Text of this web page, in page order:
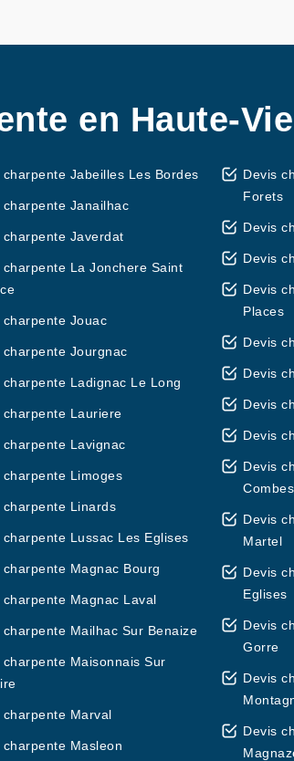
en Haute-
charpente Jabeilles Les Bordes
charpente Janailhac
charpente Javerdat
charpente La Jonchere Saint
charpente Jouac
charpente Jourgnac
charpente Ladignac Le Long
charpente Lauriere
charpente Lavignac
charpente Limoges
charpente Linards
charpente Lussac Les Eglises
charpente Magnac Bourg
charpente Magnac Laval
charpente Mailhac Sur Benaize
charpente Maisonnais Sur
charpente Marval
charpente Masleon
Devis
Forets
Devis
Devis
Devis
Places
Devis
Devis
Devis
Devis
Devis
Combes
Devis
Martel
Devis
Eglises
Devis
Gorre
Devis
Devis